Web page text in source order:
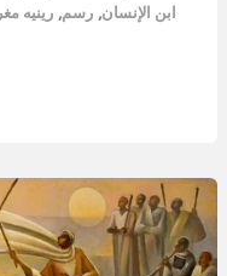
ابن الإنسان,رسم,رينيه